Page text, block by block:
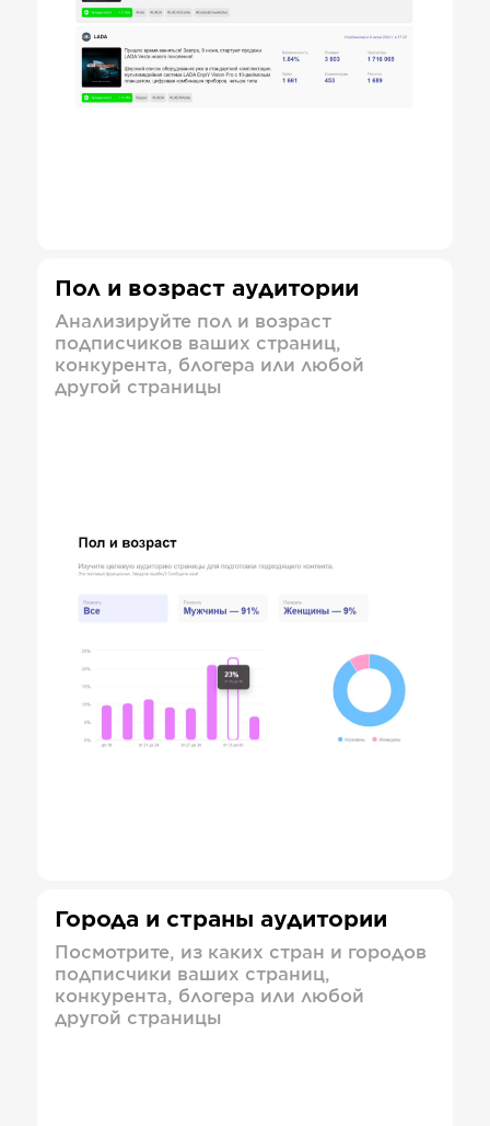
Пол и возраст аудитории
Анализируйте пол и возраст
подписчиков ваших страниц,
конкурента, блогера или любой
другой страницы
Города и страны аудитории
Посмотрите, из каких стран и городов
подписчики ваших страниц,
конкурента, блогера или любой
другой страницы